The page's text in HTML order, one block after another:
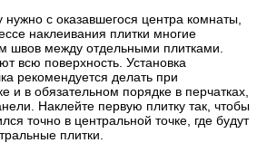
нужно с оказавшегося центра комнаты,
наклеивания плитки многие
швов между отдельными плитками.
всю поверхность. Установка
рекомендуется делать при
и в обязательном порядке в перчатках,
Наклейте первую плитку так, чтобы
точно в центральной точке, где будут
плитки.